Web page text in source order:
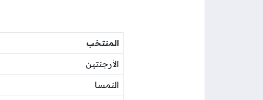
المنتخب
الأرجنتين
النمسا